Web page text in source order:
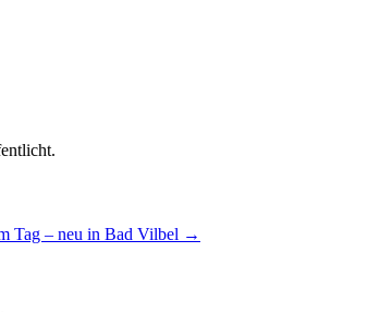
Tag – neu in Bad Vilbel →